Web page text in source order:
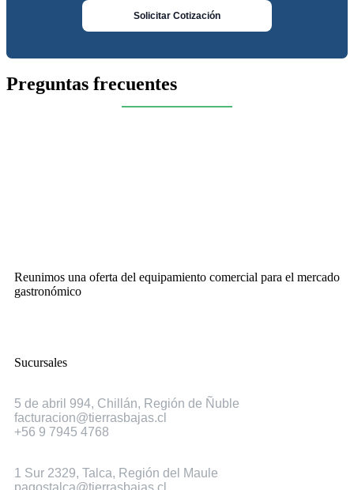
Solicitar Cotización
Preguntas frecuentes
Reunimos una oferta del equipamiento comercial para el mercado
gastronómico
Sucursales
5 de abril 994, Chillán, Región de Ñuble
facturacion@tierrasbajas.cl
+56 9 7945 4768
1 Sur 2329, Talca, Región del Maule